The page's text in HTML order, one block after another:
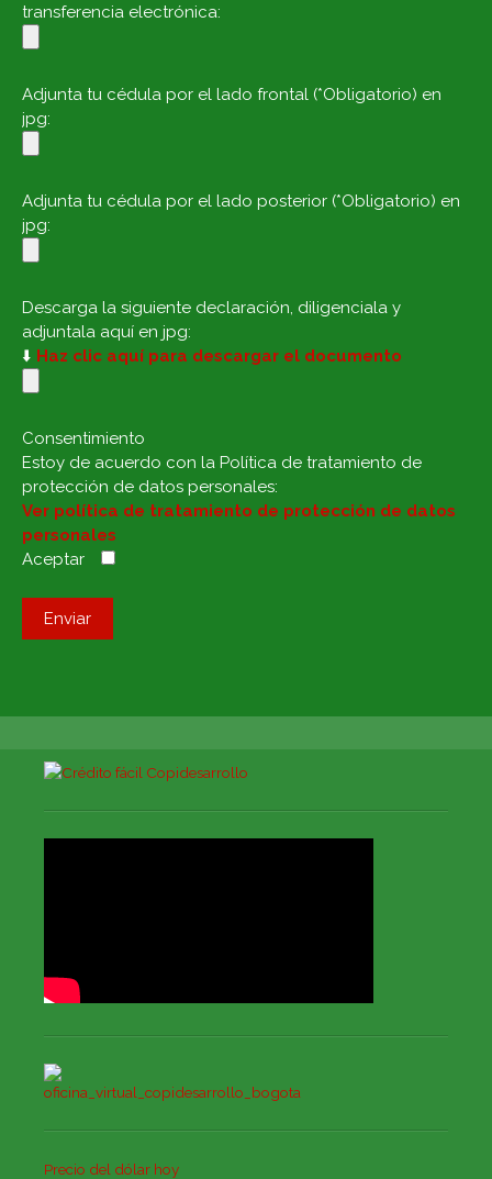
transferencia electrónica:
Adjunta tu cédula por el lado frontal (*Obligatorio) en
jpg:
Adjunta tu cédula por el lado posterior (*Obligatorio) en
jpg:
Descarga la siguiente declaración, diligenciala y
adjuntala aquí en jpg:
⬇️ Haz clic aquí para descargar el documento
Consentimiento
Estoy de acuerdo con la Política de tratamiento de
protección de datos personales:
Ver política de tratamiento de protección de datos
personales
Aceptar
Precio del dólar hoy